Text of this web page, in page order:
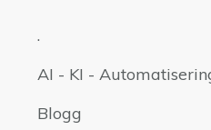
.
AI - KI -
Blogg